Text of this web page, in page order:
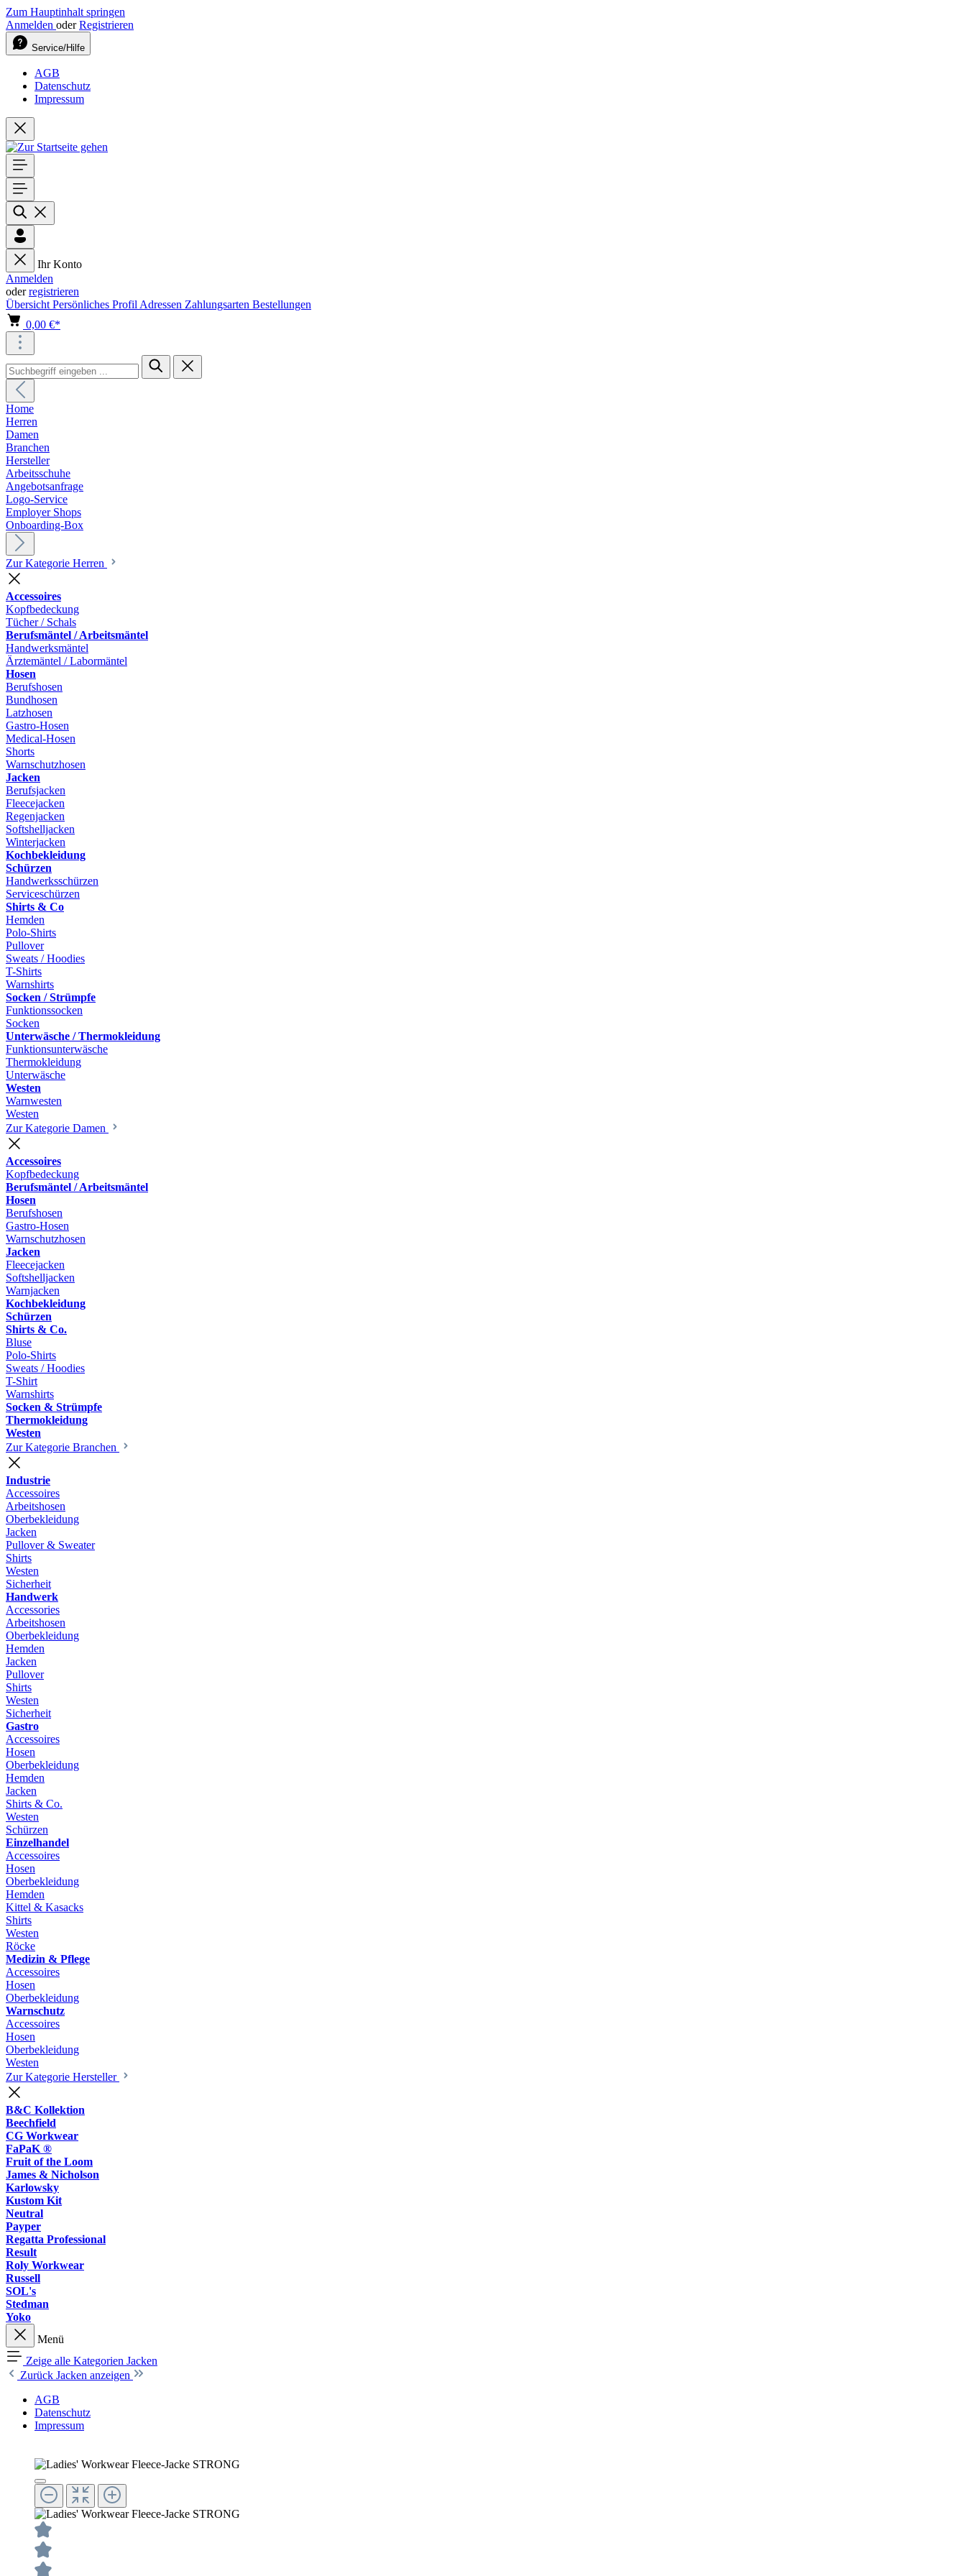
Zum Hauptinhalt springen
Anmelden oder Registrieren
Service/Hilfe
AGB
Datenschutz
Impressum
Ihr Konto
Anmelden
oderregistrieren
Übersicht Persönliches Profil Adressen Zahlungsarten Bestellungen
0,00 €*
Home
Herren
Damen
Branchen
Hersteller
Arbeitsschuhe
Angebotsanfrage
Logo-Service
Employer Shops
Onboarding-Box
Zur Kategorie Herren
Accessoires
Kopfbedeckung
Tücher / Schals
Berufsmäntel / Arbeitsmäntel
Handwerksmäntel
Ärztemäntel / Labormäntel
Hosen
Berufshosen
Bundhosen
Latzhosen
Gastro-Hosen
Medical-Hosen
Shorts
Warnschutzhosen
Jacken
Berufsjacken
Fleecejacken
Regenjacken
Softshelljacken
Winterjacken
Kochbekleidung
Schürzen
Handwerksschürzen
Serviceschürzen
Shirts & Co
Hemden
Polo-Shirts
Pullover
Sweats / Hoodies
T-Shirts
Warnshirts
Socken / Strümpfe
Funktionssocken
Socken
Unterwäsche / Thermokleidung
Funktionsunterwäsche
Thermokleidung
Unterwäsche
Westen
Warnwesten
Westen
Zur Kategorie Damen
Accessoires
Kopfbedeckung
Berufsmäntel / Arbeitsmäntel
Hosen
Berufshosen
Gastro-Hosen
Warnschutzhosen
Jacken
Fleecejacken
Softshelljacken
Warnjacken
Kochbekleidung
Schürzen
Shirts & Co.
Bluse
Polo-Shirts
Sweats / Hoodies
T-Shirt
Warnshirts
Socken & Strümpfe
Thermokleidung
Westen
Zur Kategorie Branchen
Industrie
Accessoires
Arbeitshosen
Oberbekleidung
Jacken
Pullover & Sweater
Shirts
Westen
Sicherheit
Handwerk
Accessories
Arbeitshosen
Oberbekleidung
Hemden
Jacken
Pullover
Shirts
Westen
Sicherheit
Gastro
Accessoires
Hosen
Oberbekleidung
Hemden
Jacken
Shirts & Co.
Westen
Schürzen
Einzelhandel
Accessoires
Hosen
Oberbekleidung
Hemden
Kittel & Kasacks
Shirts
Westen
Röcke
Medizin & Pflege
Accessoires
Hosen
Oberbekleidung
Warnschutz
Accessoires
Hosen
Oberbekleidung
Westen
Zur Kategorie Hersteller
B&C Kollektion
Beechfield
CG Workwear
FaPaK ®
Fruit of the Loom
James & Nicholson
Karlowsky
Kustom Kit
Neutral
Payper
Regatta Professional
Result
Roly Workwear
Russell
SOL's
Stedman
Yoko
Menü
Zeige alle Kategorien Jacken
Zurück Jacken anzeigen
AGB
Datenschutz
Impressum